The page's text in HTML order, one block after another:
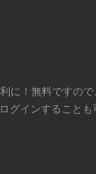
に！無料ですので
グインすることも